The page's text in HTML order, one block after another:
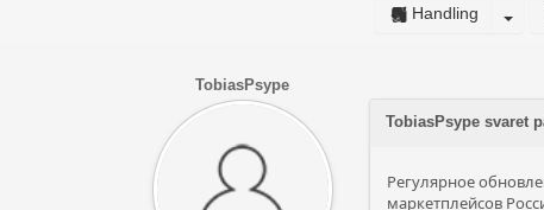
Handling
TobiasPsype
TobiasPsype svaret
Регулярное
маркетплейсов